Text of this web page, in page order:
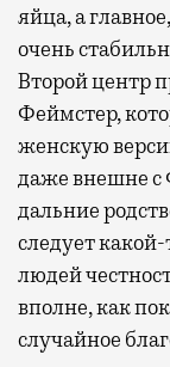
яйца, а
очень
Второй центр
Феймстер,
женскую
даже внешне с
дальние
следует какой-
людей
вполне, как
случайное